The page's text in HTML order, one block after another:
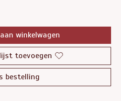
winkelwagen
toevoegen
bestelling